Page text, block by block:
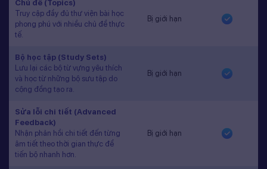
Chủ đề (Topics)
Truy cập đầy đủ thư viện bài học
phong phú với nhiều chủ đề thực
tế.
Bị giới hạn
Bộ học tập (Study Sets)
Lưu lại các bộ từ vựng yêu thích
và học từ những bộ sưu tập do
cộng đồng tạo ra.
Bị giới hạn
Sửa lỗi chi tiết (Advanced
Feedback)
Nhận phản hồi chi tiết đến từng
âm tiết theo thời gian thực để
tiến bộ nhanh hơn.
Bị giới hạn